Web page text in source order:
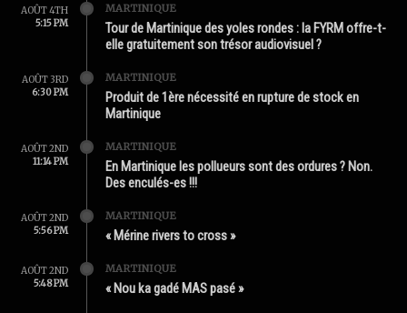
AOÛT 4TH
5:15 PM
MARTINIQUE
Tour de Martinique des yoles rondes : la FYRM offre-t-
elle gratuitement son trésor audiovisuel ?
AOÛT 3RD
6:30 PM
MARTINIQUE
Produit de 1ère nécessité en rupture de stock en
Martinique
AOÛT 2ND
11:14 PM
MARTINIQUE
En Martinique les pollueurs sont des ordures ? Non.
Des enculés-es !!!
AOÛT 2ND
5:56 PM
MARTINIQUE
« Mérine rivers to cross »
AOÛT 2ND
5:48 PM
MARTINIQUE
« Nou ka gadé MAS pasé »